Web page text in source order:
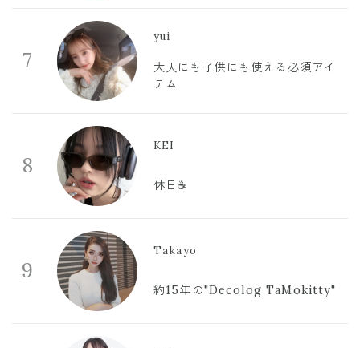
7
yui
大人にも子供にも使える必須アイ
テム
8
KEI
休日☕️
9
Takayo
約15年の"Decolog TaMokitty"